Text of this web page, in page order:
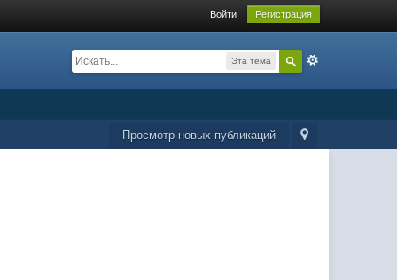
Войти Регистрация
Эта тема
Просмотр новых публикаций